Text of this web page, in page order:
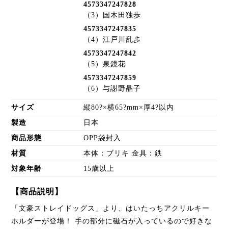
4573347247828
（3）国木田独歩
4573347247835
（4）江戸川乱歩
4573347247842
（5）泉鏡花
4573347247859
（6）与謝野晶子
サイズ 縦80?×横65?mm×厚4?以内
製造 日本
商品形態 OPP袋封入
材質 本体：ブリキ 金具：鉄
対象年齢 15歳以上
【商品説明】
「文豪ストレイドッグス」より、はいたっちアクリルキー
ホルダーが登場！ 手の部分に磁石が入っているので好きな